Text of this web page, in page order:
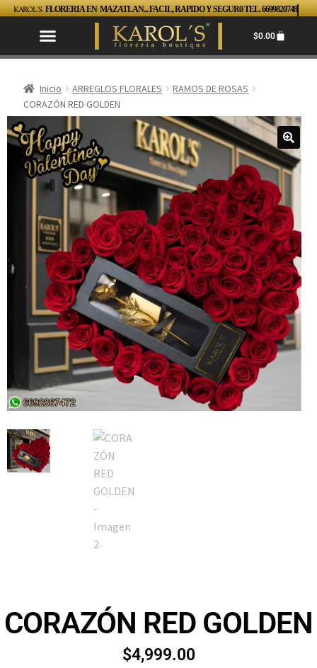
KAROL´S FLORERIA EN MAZATLAN... FACIL, RAPIDO Y SEGUR0 TEL. 6699820748
$0.00
Inicio ARREGLOS FLORALES
RAMOS DE ROSAS
CORAZÓN RED GOLDEN
CORAZÓN RED GOLDEN
$4,999.00